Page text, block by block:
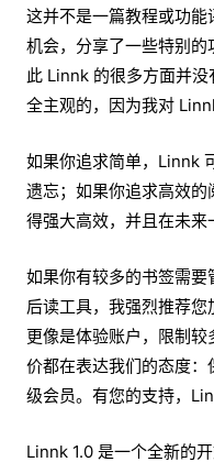
这并不是一篇教程或功
机会，分享了一些特别
此 Linnk 的很多方面并
全主观的，因为我对
如果你追求简单，Linnk
遗忘；如果你追求高效
得强大高效，并且在未来
如果你有较多的书签需
后读工具，我强烈推荐
更像是体验账户，限制
价都在表达我们的态度
级会员。有您的支持，
Linnk 1.0 是一个全新的